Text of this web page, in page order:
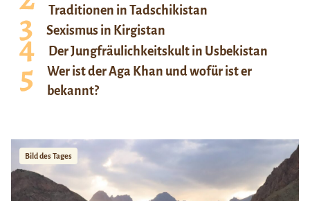
Traditionen in Tadschikistan
Sexismus in Kirgistan
Der Jungfräulichkeitskult in Usbekistan
Wer ist der Aga Khan und wofür ist er
bekannt?
Bild des Tages